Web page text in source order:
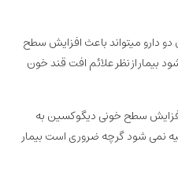
دارو میتواند باعث افزایش سطح
بیمار از نظر علائم افت قند خون
سطح خونی دیگوکسین به
نمی شود گرچه ضروری است بیمار